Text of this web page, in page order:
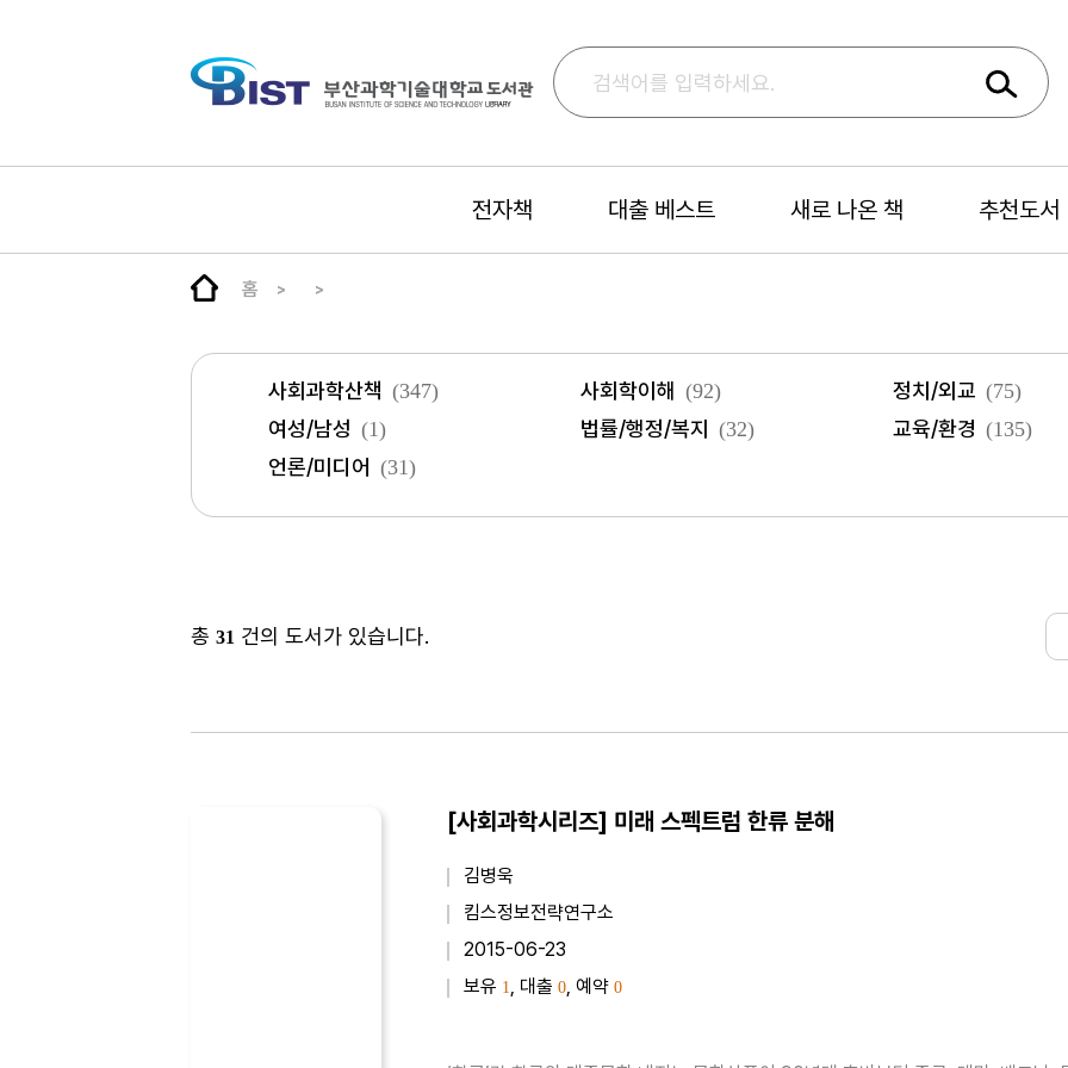
전자책 대출 베스트 새로 나온 책 추천도서
홈
사회과학산책 (347) 사회학이해 (92) 정치/외교 (75)
여성/남성 (1) 법률/행정/복지 (32) 교육/환경 (135)
언론/미디어 (31)
총 31 건의 도서가 있습니다.
[사회과학시리즈] 미래 스펙트럼 한류 분해
김병욱
킴스정보전략연구소
2015-06-23
보유 1, 대출 0, 예약 0